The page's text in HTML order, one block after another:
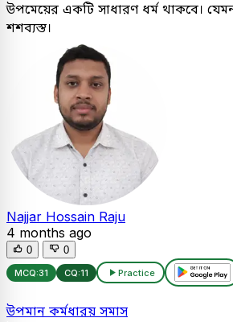
উপমেয়ের একটি সাধারণ ধর্ম থাকবে।
শশব্যস্ত।
Najjar Hossain Raju
4 months ago
0 0
MCQ:31 CQ:11 Practice
উপমান কর্মধারয় সমাস